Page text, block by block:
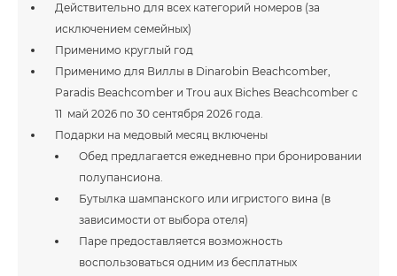
Действительно для всех категорий номеров (за
исключением семейных)
Применимо круглый год
Применимо для Виллы в Dinarobin Beachcomber,
Paradis Beachcomber и Trou aux Biches Beachcomber с
11 май 2026 по 30 сентября 2026 года.
Подарки на медовый месяц включены
Обед предлагается ежедневно при бронировании
полупансиона.
Бутылка шампанского или игристого вина (в
зависимости от выбора отеля)
Паре предоставляется возможность
воспользоваться одним из бесплатных